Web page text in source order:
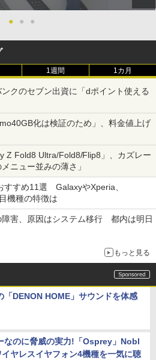
● ● ●
1週間 1カ月
クのセブン出資に「dポイント使える
化は検証のため」、料金値上げ
Z Fold8 Ultra/Fold8/Flip8」、カズレー
ニュー並みの薄さ」
すすめ11選 GalaxyやXperia、
機種の特徴は
障害、原因はシステム移行 都内は明日
もっと見る
「DENON HOME」サウンドを体感
なのに脅威の実力!「Osprey」Nobl
ヤレスイヤフォン4機種を一気に聴